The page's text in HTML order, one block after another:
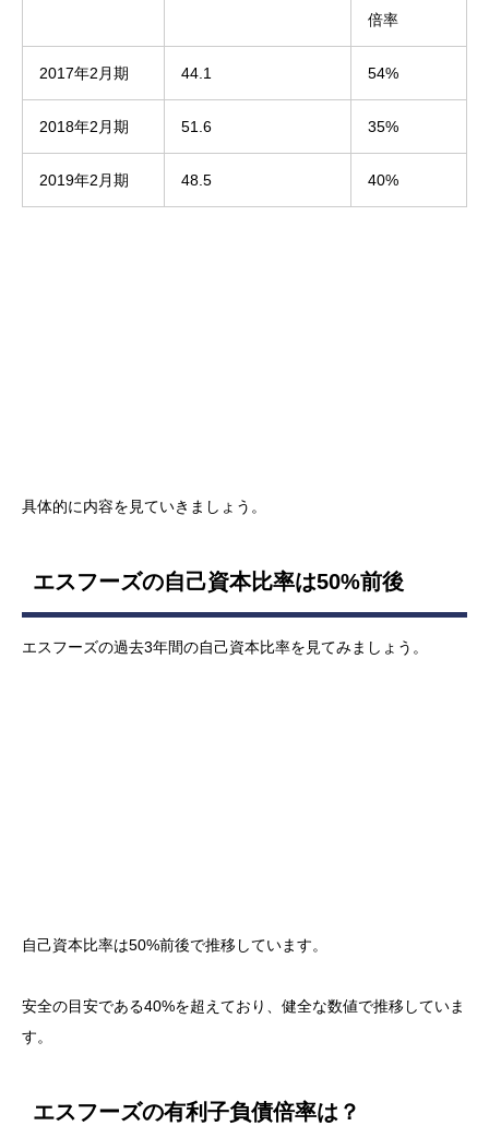
倍率
2017年2月期 44.1 54%
2018年2月期 51.6 35%
2019年2月期 48.5 40%
具体的に内容を見ていきましょう。
エスフーズの自己資本比率は50%前後
エスフーズの過去3年間の自己資本比率を見てみましょう。
自己資本比率は50%前後で推移しています。
安全の目安である40%を超えており、健全な数値で推移していま
す。
エスフーズの有利子負債倍率は？